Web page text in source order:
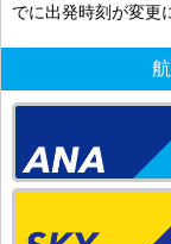
でに出発時刻が変更